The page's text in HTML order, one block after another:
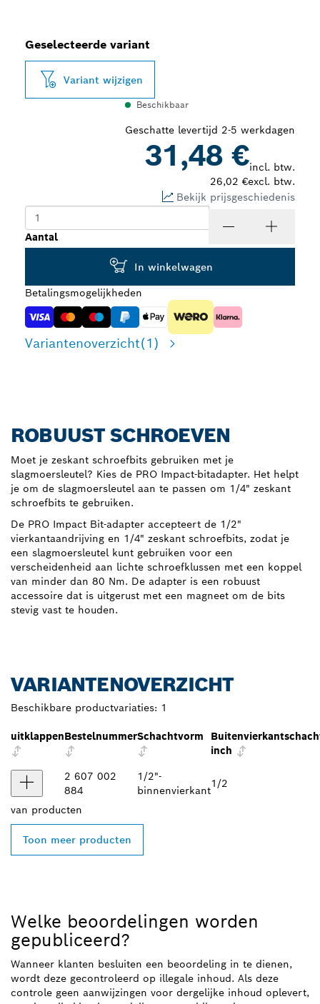
Geselecteerde variant
Variant wijzigen
Beschikbaar
Geschatte levertijd 2-5 werkdagen
31,48 €incl. btw.
26,02 €excl. btw.
Bekijk prijsgeschiedenis
Aantal
In winkelwagen
Betalingsmogelijkheden
Variantenoverzicht(1)
ROBUUST SCHROEVEN
Moet je zeskant schroefbits gebruiken met je
slagmoersleutel? Kies de PRO Impact-bitadapter. Het helpt
je om de slagmoersleutel aan te passen om 1/4" zeskant
schroefbits te gebruiken.
De PRO Impact Bit-adapter accepteert de 1/2"
vierkantaandrijving en 1/4" zeskant schroefbits, zodat je
een slagmoersleutel kunt gebruiken voor een
verscheidenheid aan lichte schroefklussen met een koppel
van minder dan 80 Nm. De adapter is een robuust
accessoire dat is uitgerust met een magneet om de bits
stevig vast te houden.
VARIANTENOVERZICHT
Beschikbare productvariaties: 1
uitklappenBestelnummerSchachtvorm
inch
2 607 002
884
1/2"-
binnenvierkant
1/2
van producten
Toon meer producten
Welke beoordelingen worden
gepubliceerd?
Wanneer klanten besluiten een beoordeling in te dienen,
wordt deze gecontroleerd op illegale inhoud. Als deze
controle geen aanwijzingen voor dergelijke inhoud oplevert,